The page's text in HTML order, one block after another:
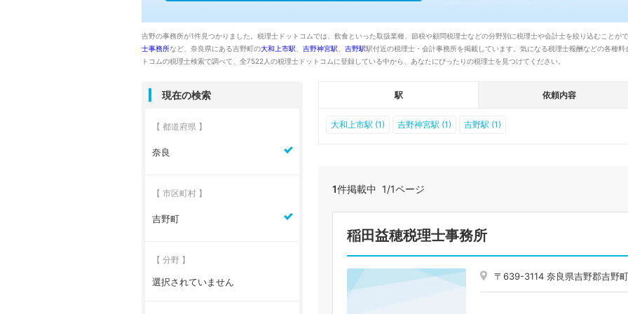
吉野の事務所が1件見つかりました。税理士ドットコムでは、飲食といった取扱業種、節税や顧問税理士などの分野別に税理士や会計士を絞り込むことが
士事務所など、奈良県にある吉野町の大和上市駅 吉野神宮駅 吉野駅駅付近の税理士・会計事務所を掲載しています。気になる税理士報酬などの各種
トコムの税理士検索で調べて、全7522人の税理士ドットコムに登録している中から、あなたにぴったりの税理士を見つけてください。
駅 依頼内容
大和上市駅 (1) 吉野神宮駅 (1) 吉野駅 (1)
1件掲載中 1/1ページ
稲田益穂税理士事務所
〒639-3114 奈良県吉野郡吉野
現在の検索
【 都道府県 】
奈良
【 市区町村 】
吉野町
【 分野 】
選択されていません